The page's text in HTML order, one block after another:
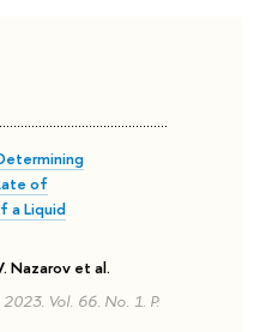
of
a Liquid
Nazarov et al.
Vol. 66. No. 1. P.